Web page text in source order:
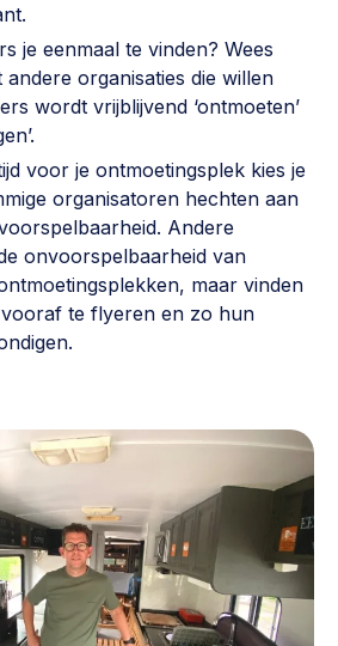
je eenmaal te vinden? Wees
organisaties die willen
wordt vrijblijvend ‘ontmoeten’
voor je ontmoetingsplek kies je
organisatoren hechten aan
Andere
onvoorspelbaarheid van
maar vinden
te flyeren en zo hun